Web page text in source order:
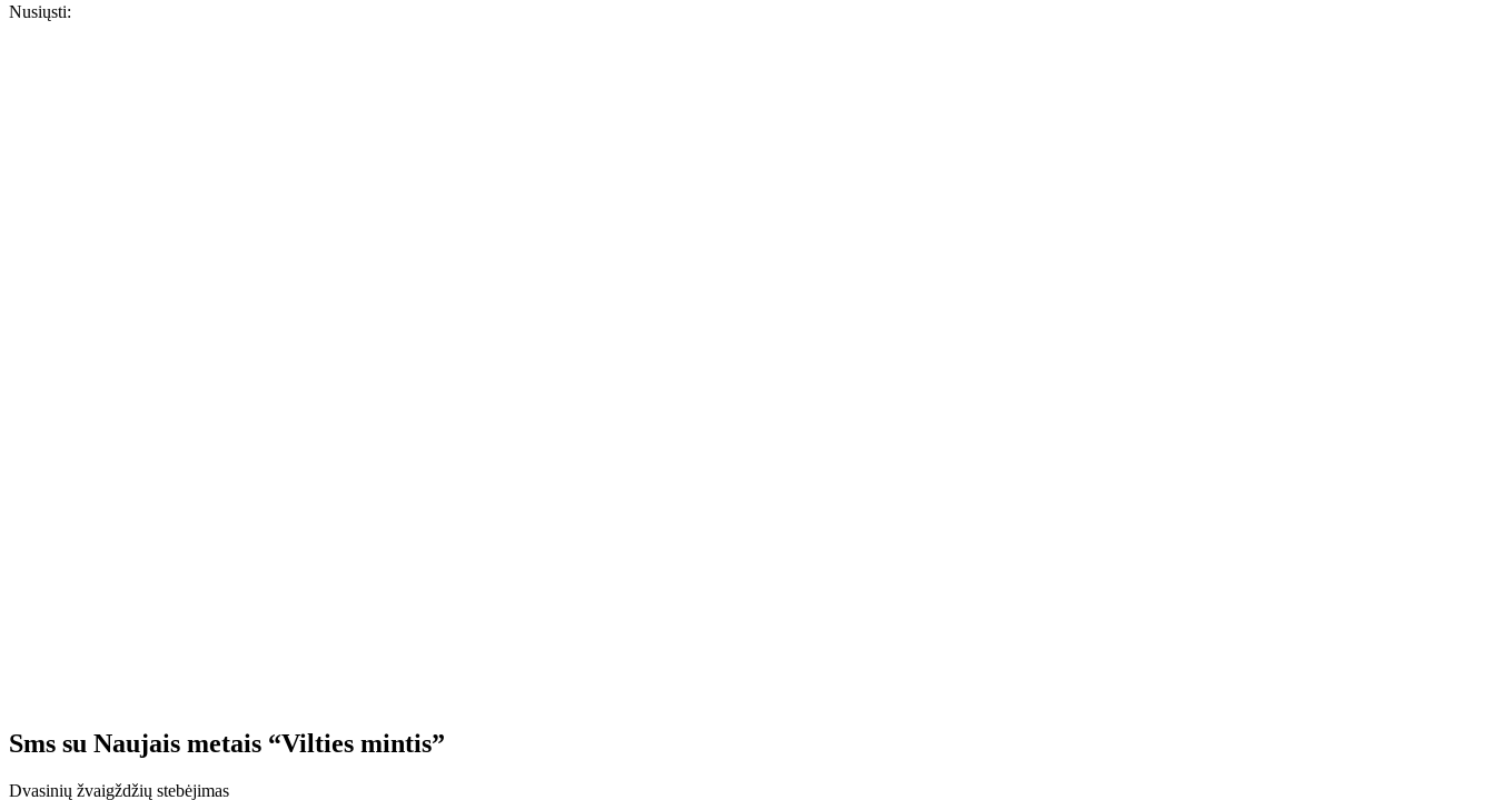
Nusiųsti:
Sms su Naujais metais “Vilties mintis”
Dvasinių žvaigždžių stebėjimas